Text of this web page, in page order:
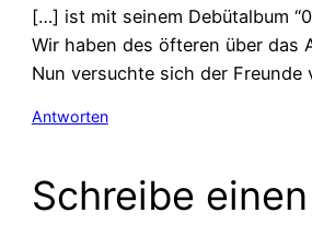
[…] ist mit seinem Debütalbum
Wir haben des öfteren über das
Nun versuchte sich der Freunde
Antworten
Schreibe einen